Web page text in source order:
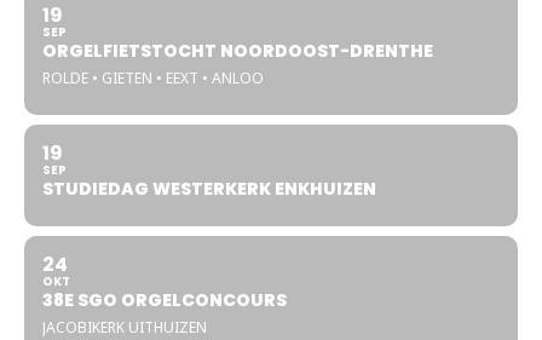
19
SEP
ORGELFIETSTOCHT NOORDOOST-DRENTHE
ROLDE • GIETEN • EEXT • ANLOO
19
SEP
STUDIEDAG WESTERKERK ENKHUIZEN
24
OKT
38E SGO ORGELCONCOURS
JACOBIKERK UITHUIZEN